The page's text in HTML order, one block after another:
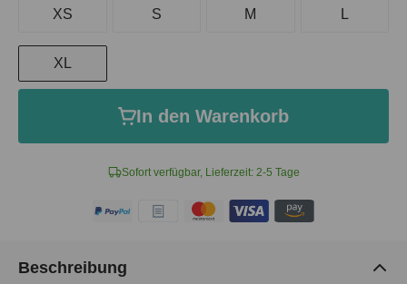
Sofort verfügbar, Lieferzeit: 2-5 Tage
XS S M L
XL
In den Warenkorb
Beschreibung